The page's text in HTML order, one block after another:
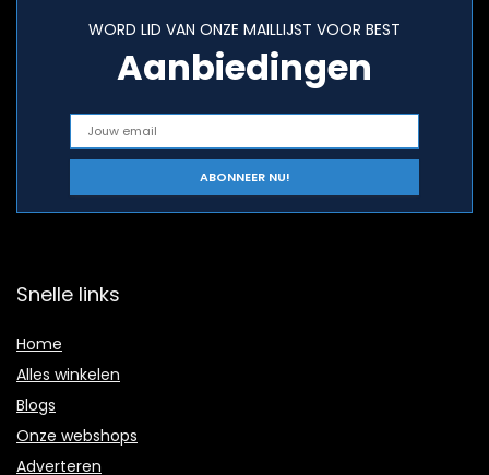
WORD LID VAN ONZE MAILLIJST VOOR BEST
Aanbiedingen
Snelle links
Home
Alles winkelen
Blogs
Onze webshops
Adverteren